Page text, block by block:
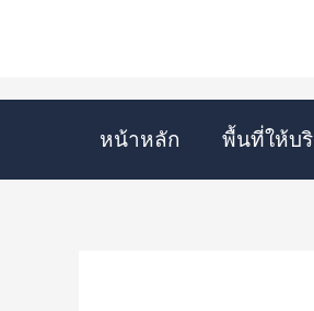
หน้าหลัก พื้นที่ให้บ